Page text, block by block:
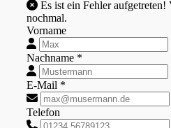
nochmal.
Vorname
Nachname *
E-Mail *
Telefon